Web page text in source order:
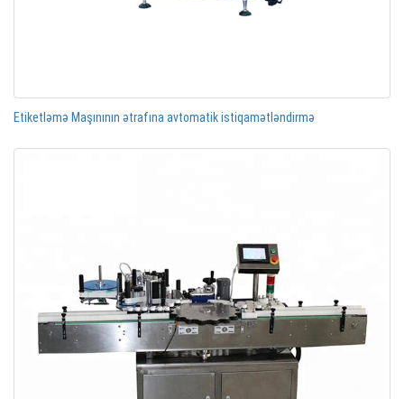
Etiketləmə Maşınının ətrafına avtomatik istiqamətləndirmə